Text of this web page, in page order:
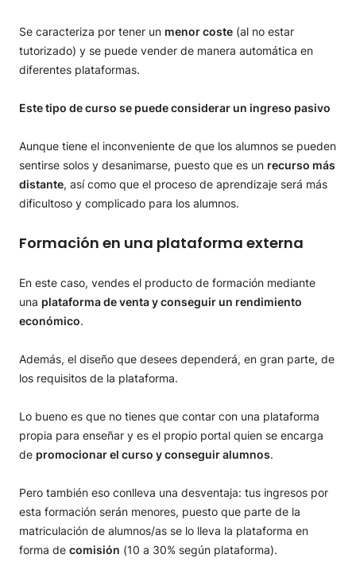
Se caracteriza por tener un menor coste (al no estar
tutorizado) y se puede vender de manera automática en
diferentes plataformas.
Este tipo de curso se puede considerar un ingreso pasivo
Aunque tiene el inconveniente de que los alumnos se pueden
sentirse solos y desanimarse, puesto que es un recurso más
distante, así como que el proceso de aprendizaje será más
dificultoso y complicado para los alumnos.
Formación en una plataforma externa
En este caso, vendes el producto de formación mediante
una plataforma de venta y conseguir un rendimiento
económico.
Además, el diseño que desees dependerá, en gran parte, de
los requisitos de la plataforma.
Lo bueno es que no tienes que contar con una plataforma
propia para enseñar y es el propio portal quien se encarga
de promocionar el curso y conseguir alumnos.
Pero también eso conlleva una desventaja: tus ingresos por
esta formación serán menores, puesto que parte de la
matriculación de alumnos/as se lo lleva la plataforma en
forma de comisión (10 a 30% según plataforma).